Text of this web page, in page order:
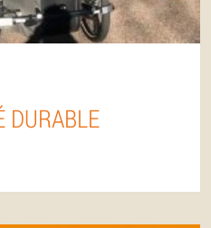
DURABLE